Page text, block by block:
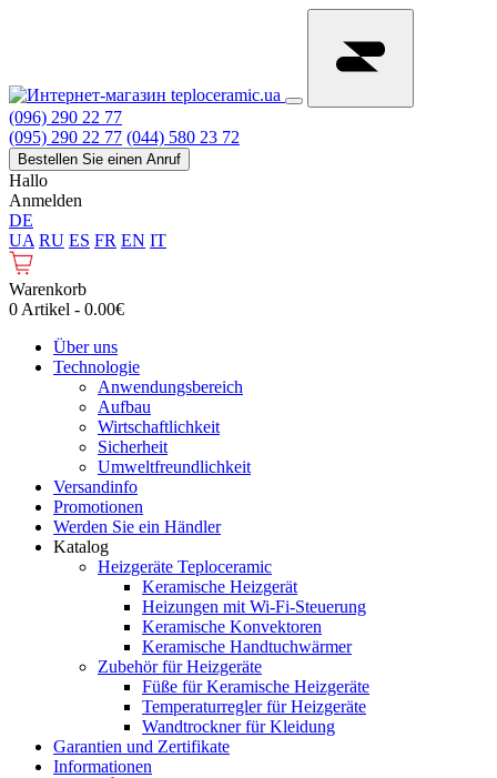
(096) 290 22 77
(095) 290 22 77 (044) 580 23 72
Bestellen Sie einen Anruf
Hallo
Anmelden
DE
UA RU ES FR EN IT
Warenkorb
0 Artikel - 0.00€
Über uns
Technologie
Anwendungsbereich
Aufbau
Wirtschaftlichkeit
Sicherheit
Umweltfreundlichkeit
Versandinfo
Promotionen
Werden Sie ein Händler
Katalog
Heizgeräte Teploceramic
Keramische Heizgerät
Heizungen mit Wi-Fi-Steuerung
Keramische Konvektoren
Keramische Handtuchwärmer
Zubehör für Heizgeräte
Füße für Keramische Heizgeräte
Temperaturregler für Heizgeräte
Wandtrockner für Kleidung
Garantien und Zertifikate
Informationen